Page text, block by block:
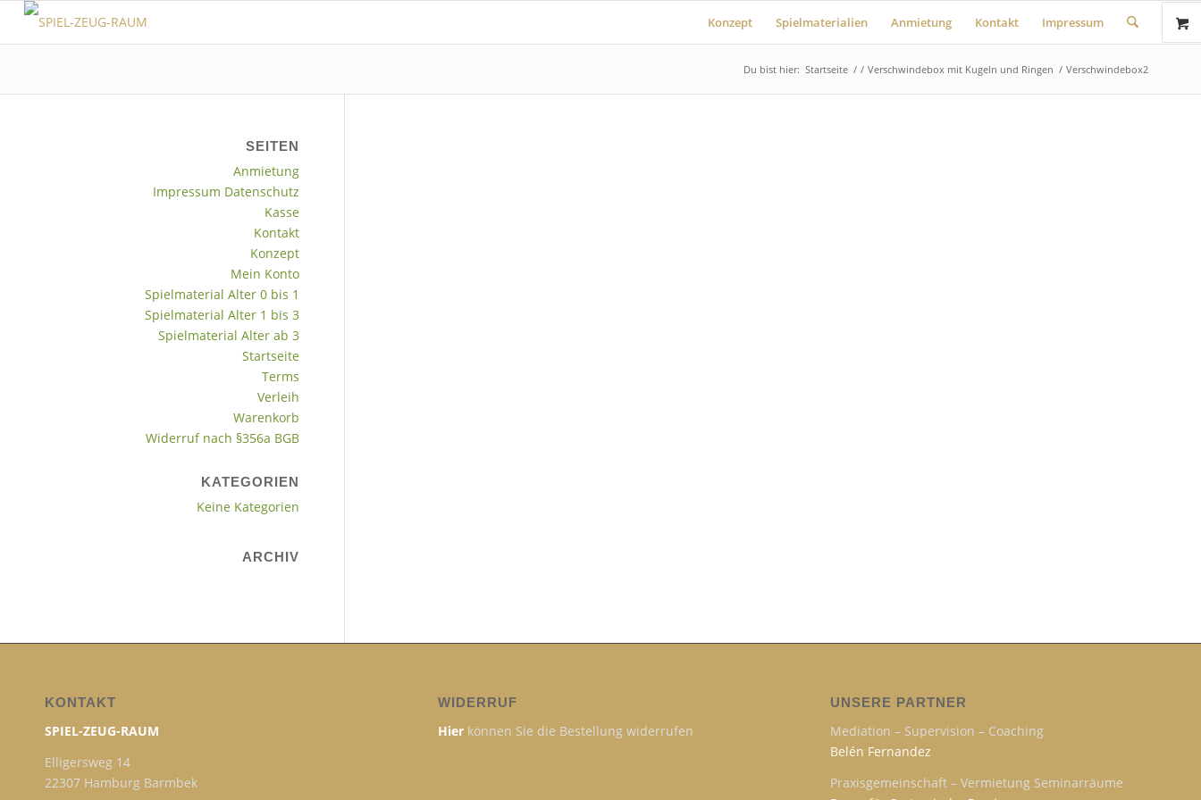
Konzept Spielmaterialien Anmietung Kontakt Impressum
Du bist hier: Startseite / / Verschwindebox mit Kugeln und Ringen / Verschwindebox2
SEITEN
Anmietung
Impressum Datenschutz
Kasse
Kontakt
Konzept
Mein Konto
Spielmaterial Alter 0 bis 1
Spielmaterial Alter 1 bis 3
Spielmaterial Alter ab 3
Startseite
Terms
Verleih
Warenkorb
Widerruf nach §356a BGB
KATEGORIEN
Keine Kategorien
ARCHIV
KONTAKT
SPIEL-ZEUG-RAUM
Elligersweg 14
22307 Hamburg Barmbek
WIDERRUF
Hierkönnen Sie die Bestellung widerrufen
UNSERE PARTNER
Mediation – Supervision – Coaching
Belén Fernandez
Praxisgemeinschaft – Vermietung Seminarräume